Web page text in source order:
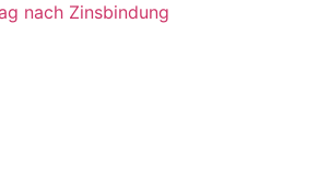
nach Zinsbindung